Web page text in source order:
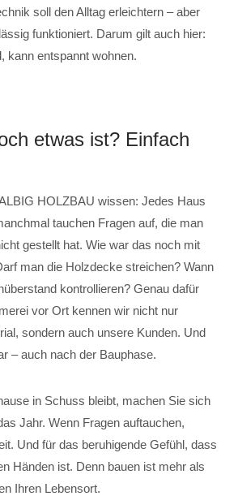
soll den Alltag erleichtern – aber
funktioniert. Darum gilt auch hier:
kann entspannt wohnen.
etwas ist? Einfach
HOLZBAU wissen: Jedes Haus
tauchen Fragen auf, die man
gestellt hat. Wie war das noch mit
man die Holzdecke streichen? Wann
kontrollieren? Genau dafür
vor Ort kennen wir nicht nur
sondern auch unsere Kunden. Und
– auch nach der Bauphase.
in Schuss bleibt, machen Sie sich
Jahr. Wenn Fragen auftauchen,
Und für das beruhigende Gefühl, dass
Händen ist. Denn bauen ist mehr als
Ihren Lebensort.